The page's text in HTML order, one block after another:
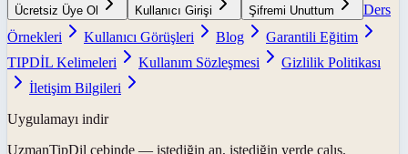
Ücretsiz Üye Ol Kullanıcı Girişi Şifremi Unuttum
Ders
Örnekleri
Kullanıcı Görüşleri Blog
Garantili Eğitim
TIPDİL Kelimeleri
Kullanım Sözleşmesi
Gizlilik Politikası
İletişim Bilgileri
Uygulamayı indir
UzmanTipDil cebinde — istediğin an, istediğin yerde çalış.